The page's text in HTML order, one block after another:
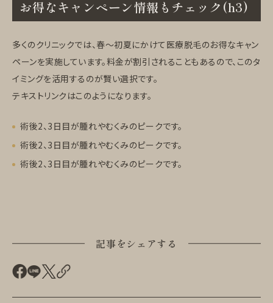
お得なキャンペーン情報もチェック(h3)
多くのクリニックでは、春〜初夏にかけて医療脱毛のお得なキャン
ペーンを実施しています。料金が割引されることもあるので、このタ
イミングを活用するのが賢い選択です。
テキストリンクはこのようになります。
術後2、3日目が腫れやむくみのピークです。
術後2、3日目が腫れやむくみのピークです。
術後2、3日目が腫れやむくみのピークです。
記事をシェアする